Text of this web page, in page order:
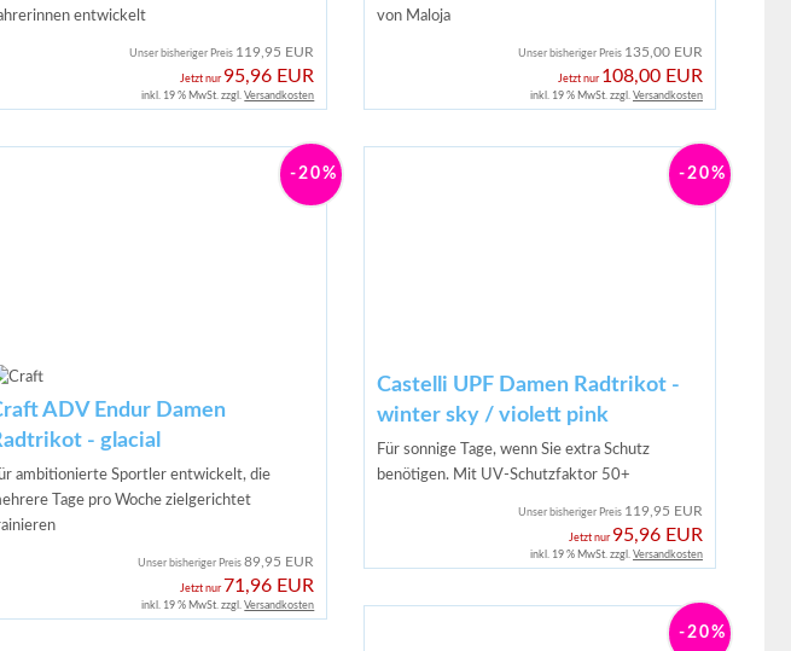
entwickelt
Unser bisheriger Preis 119,95 EUR
Jetzt nur 95,96 EUR
inkl. 19 % MwSt. zzgl.Versandkosten
von Maloja
Unser bisheriger Preis 135,00 EUR
Jetzt nur 108,00 EUR
inkl. 19 % MwSt. zzgl. Versandkosten
ADV Endur Damen
- glacial
ambitionierte Sportler entwickelt, die
Tage pro Woche zielgerichtet
Unser bisheriger Preis89,95 EUR
Jetzt nur71,96 EUR
-20%
inkl. 19 % MwSt. zzgl.Versandkosten
Castelli UPF Damen Radtrikot -
winter sky / violett pink
Für sonnige Tage, wenn Sie extra Schutz
benötigen. Mit UV-Schutzfaktor 50+
Unser bisheriger Preis 119,95 EUR
Jetzt nur 95,96 EUR
-20%
inkl. 19 % MwSt. zzgl. Versandkosten
-20%